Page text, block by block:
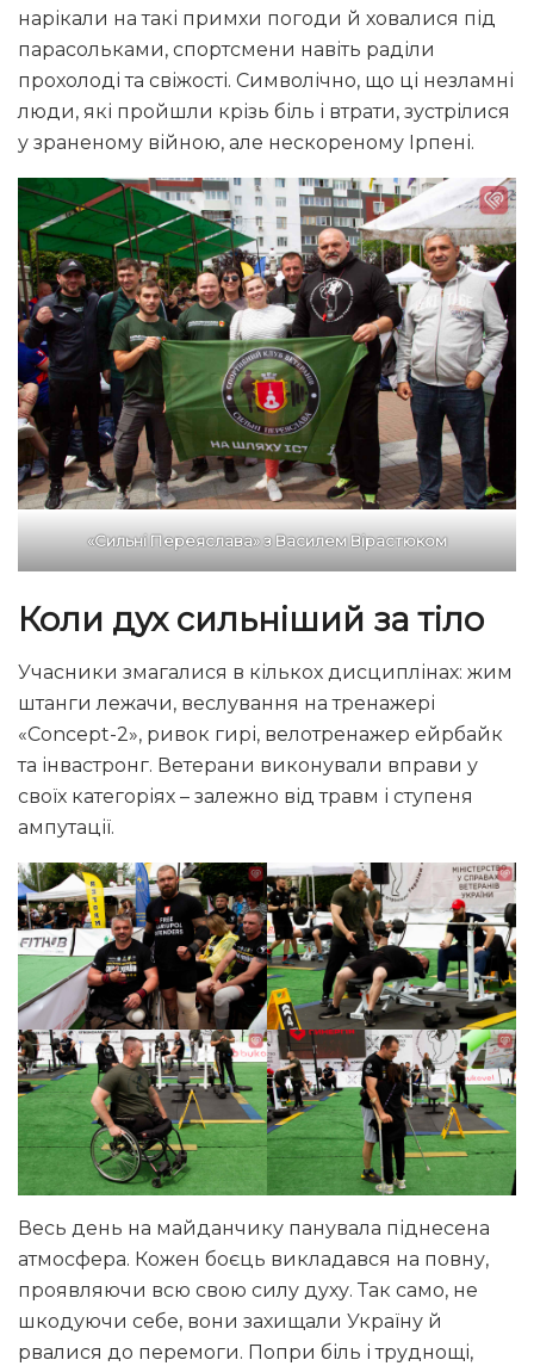
нарікали на такі примхи погоди й ховалися під
парасольками, спортсмени навіть раділи
прохолоді та свіжості. Символічно, що ці незламні
люди, які пройшли крізь біль і втрати, зустрілися
у зраненому війною, але нескореному Ірпені.
«Сильні Переяслава» з Василем Вірастюком
Коли дух сильніший за тіло
Учасники змагалися в кількох дисциплінах: жим
штанги лежачи, веслування на тренажері
«Concept-2», ривок гирі, велотренажер ейрбайк
та інвастронг. Ветерани виконували вправи у
своїх категоріях – залежно від травм і ступеня
ампутації.
Весь день на майданчику панувала піднесена
атмосфера. Кожен боєць викладався на повну,
проявляючи всю свою силу духу. Так само, не
шкодуючи себе, вони захищали Україну й
рвалися до перемоги. Попри біль і труднощі,